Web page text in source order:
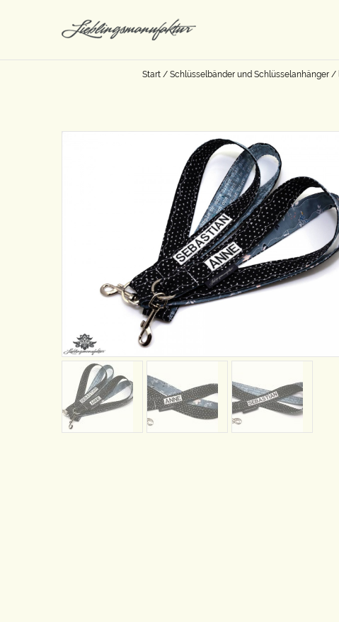
Start / Schlüsselbänder und Schlüsselanhänger /